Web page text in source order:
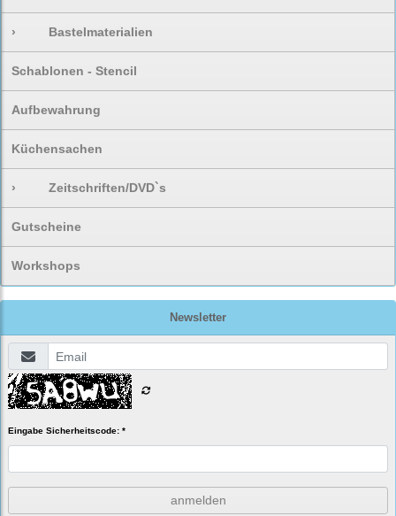
› Bastelmaterialien
Schablonen - Stencil
Aufbewahrung
Küchensachen
› Zeitschriften/DVD`s
Gutscheine
Workshops
Newsletter
Eingabe Sicherheitscode: *
anmelden